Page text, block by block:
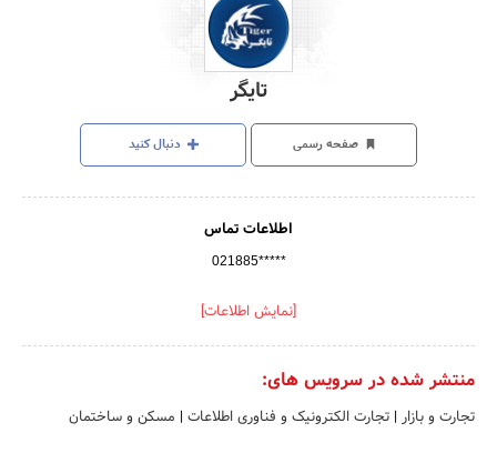
تایگر
صفحه رسمی دنبال کنید
اطلاعات تماس
021885*****
[نمایش اطلاعات]
منتشر شده در سرویس های:
تجارت و بازار | تجارت الکترونیک و فناوری اطلاعات | مسکن و ساختمان